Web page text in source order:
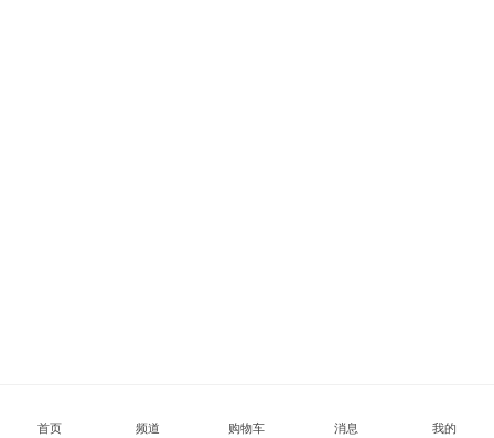
首页 频道 购物车 消息 我的